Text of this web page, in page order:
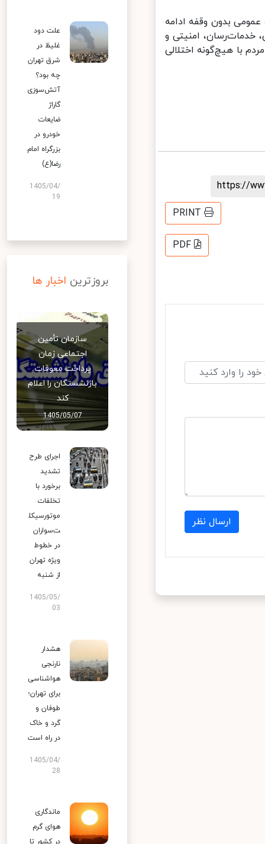
بدون وقفه ادامه
خدمات‌رسان، امنیتی و
با هیچ‌گونه اختلالی
https://
PRINT
PDF
ارسال نظر
علت دود
غلیظ در
شرق تهران
چه بود؟
آتش‌سوزی
گاراژ
ضایعات
خودرو در
بزرگراه امام
رضا(ع)
1405/04/
19
بروزترین اخبار ها
سازمان تأمین
اجتماعی زمان
پرداخت معوقات
بازنشستگان را اعلام
کند
1405/05/07
اجرای طرح
تشدید
برخورد با
تخلفات
موتورسیکل
ت‌سواران
در خطوط
ویژه تهران
از شنبه
1405/05/
03
هشدار
نارنجی
هواشناسی
برای تهران؛
طوفان و
گرد و خاک
در راه است
1405/04/
28
ماندگاری
هوای گرم
در کشور تا